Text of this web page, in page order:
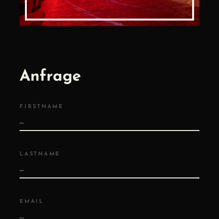
Anfrage
FIRSTNAME
LASTNAME
EMAIL